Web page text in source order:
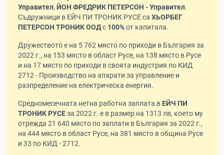
Управител, ЙОН ФРЕДРИК ПЕТЕРСОН - Управител.
Съдружници в ЕЙЧ ПИ ТРОНИК РУСЕ са ХЬОРБЕГ
ПЕТЕРСОН ТРОНИК ООДс 100%от капитала.
Дружеството е на 5 762 място по приходи в България за
2022 г., на 153 място в област Русе, на 138 място в Русе
и на 17 място по приходи в своята индустрия по КИД
2712 - Производство на апарати за управление и
разпределение на електрическа енергия.
Средномесечната нетна работна заплата в ЕЙЧ ПИ
ТРОНИК РУСЕза 2022 г. е в размер на 1313 лв, което му
отрежда 21 640 място по заплати в България за 2022 г.,
на 444 място в област Русе, на 381 място в община Русе
и 33 по КИД - 2712.